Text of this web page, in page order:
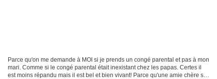
Parce qu'on me demande à MOI si je prends un congé parental et pas à mon
mari. Comme si le congé parental était inexistant chez les papas. Certes il
est moins répandu mais il est bel et bien vivant! Parce qu'une amie chère se